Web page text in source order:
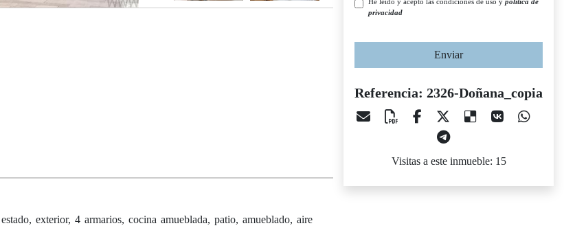
exterior, 4 armarios, cocina amueblada, patio, amueblado, aire
privacidad
Enviar
Referencia: 2326-Doñana_copia
Visitas a este inmueble: 15